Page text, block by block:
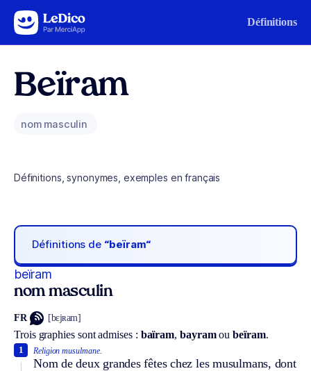
Aller au contenu Définitions
Beïram
nom masculin
Définitions, synonymes, exemples en français
Définitions de “beïram“
beïram
nom masculin
FR [bɛjʀam]
Trois graphies sont admises : baïram, bayramoubeïram.
Religion musulmane.
Nom de deux grandes fêtes chez les musulmans, dont
1